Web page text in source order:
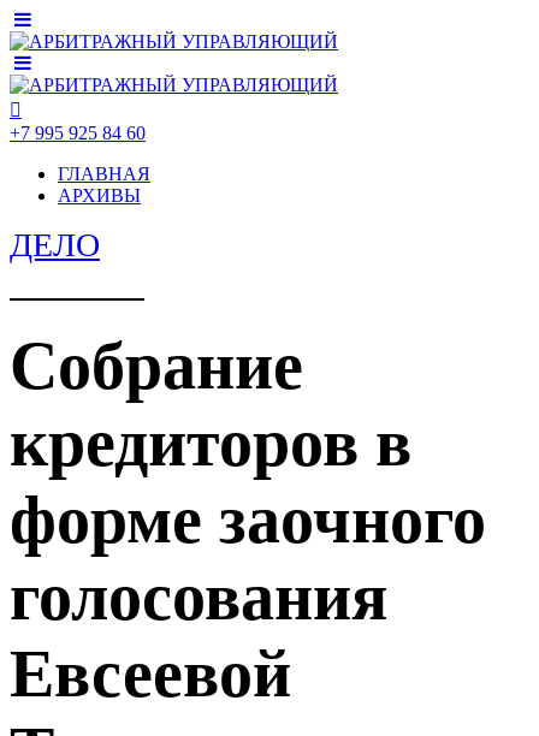
+7 995 925 84 60
ГЛАВНАЯ
АРХИВЫ
ДЕЛО
Собрание
кредиторов в
форме заочного
голосования
Евсеевой